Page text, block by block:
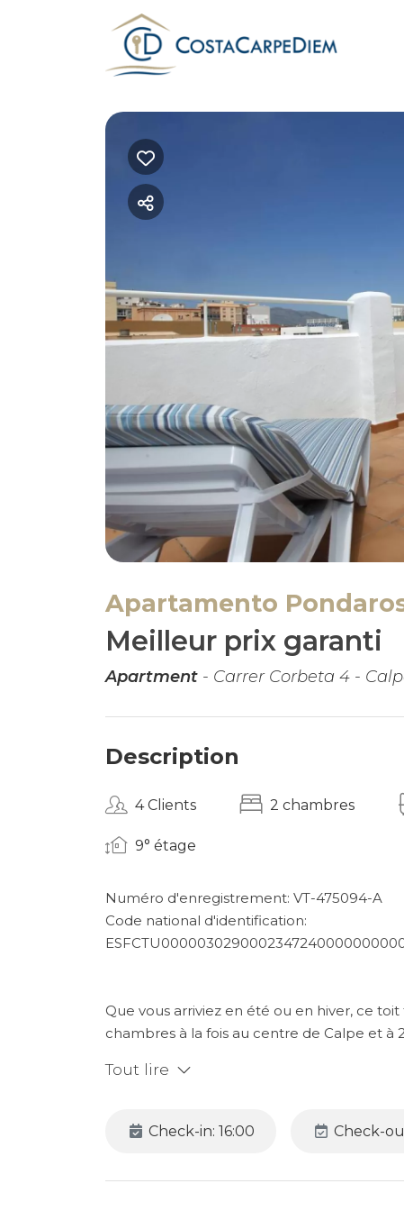
Apartamento
Meilleur prix garanti
Apartment - Carrer Corbeta 4 -
Description
4 Clients 2 chambres
9° étage
Numéro d'enregistrement: VT-475094-A
Code national d'identification:
Que vous arriviez en été ou en hiver, ce
chambres à la fois au centre de Calpe et
cuisine indépendante, et un équipement
Tout lire
Check-in: 16:00 Check-